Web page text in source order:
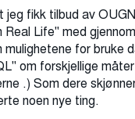
jeg fikk tilbud av
Real Life" med
for bruke
om forskjellige
.) Som dere
noen nye ting.